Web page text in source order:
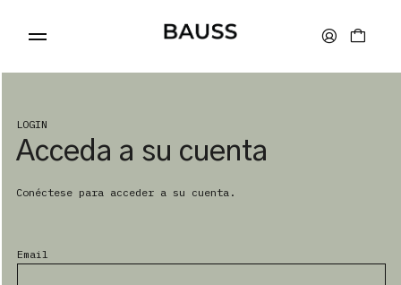
LOGIN
Acceda a su cuenta
Conéctese para acceder a su cuenta.
Email